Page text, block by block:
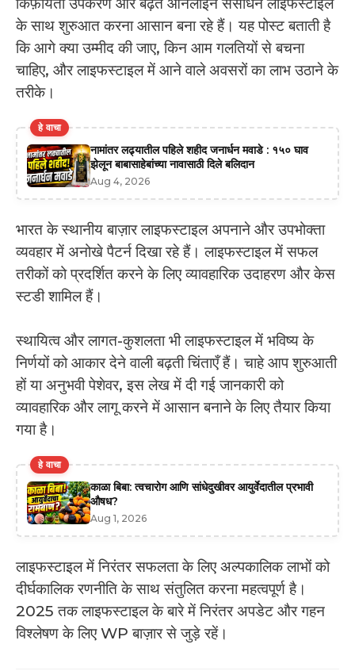
किफ़ायती उपकरण और बढ़ते ऑनलाइन संसाधन लाइफस्टाइल
के साथ शुरुआत करना आसान बना रहे हैं। यह पोस्ट बताती है
कि आगे क्या उम्मीद की जाए, किन आम गलतियों से बचना
चाहिए, और लाइफस्टाइल में आने वाले अवसरों का लाभ उठाने के
तरीके।
हे वाचा
नामांतर लढ्यातील पहिले शहीद जनार्धन मवाडे : १५० घाव
झेलून बाबासाहेबांच्या नावासाठी दिले बलिदान
Aug 4, 2026
भारत के स्थानीय बाज़ार लाइफस्टाइल अपनाने और उपभोक्ता
व्यवहार में अनोखे पैटर्न दिखा रहे हैं। लाइफस्टाइल में सफल
तरीकों को प्रदर्शित करने के लिए व्यावहारिक उदाहरण और केस
स्टडी शामिल हैं।
स्थायित्व और लागत-कुशलता भी लाइफस्टाइल में भविष्य के
निर्णयों को आकार देने वाली बढ़ती चिंताएँ हैं। चाहे आप शुरुआती
हों या अनुभवी पेशेवर, इस लेख में दी गई जानकारी को
व्यावहारिक और लागू करने में आसान बनाने के लिए तैयार किया
गया है।
हे वाचा
काळा बिबा: त्वचारोग आणि सांधेदुखीवर आयुर्वेदातील प्रभावी
औषध?
Aug 1, 2026
लाइफस्टाइल में निरंतर सफलता के लिए अल्पकालिक लाभों को
दीर्घकालिक रणनीति के साथ संतुलित करना महत्वपूर्ण है।
2025 तक लाइफस्टाइल के बारे में निरंतर अपडेट और गहन
विश्लेषण के लिए WP बाज़ार से जुड़े रहें।